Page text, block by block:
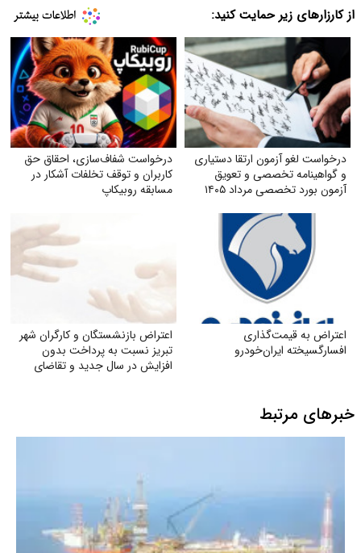
از کارزارهای زیر حمایت کنید:
درخواست لغو آزمون ارتقا دستیاری
و گواهینامه تخصصی و تعویق
آزمون بورد تخصصی مرداد ۱۴۰۵
درخواست شفاف‌سازی، احقاق حق
کاربران و توقف تخلفات آشکار در
مسابقه روبیکاپ
اعتراض به قیمت‌گذاری
افسارگسیخته ایران‌خودرو
اعتراض بازنشستگان و کارگران شهر
تبریز نسبت به پرداخت بدون
افزایش در سال جدید و تقاضای
خبرهای مرتبط